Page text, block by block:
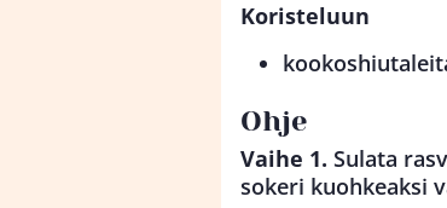
Koristeluun
Ohje
Vaihe 1. Sulata
sokeri kuohkeaksi